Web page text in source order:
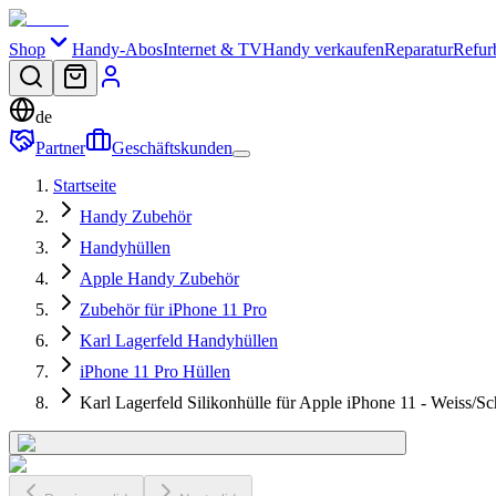
Shop Handy-AbosInternet & TVHandy verkaufenReparatur
de
Partner
Geschäftskunden
Startseite
Handy Zubehör
Handyhüllen
Apple Handy Zubehör
Zubehör für iPhone 11 Pro
Karl Lagerfeld Handyhüllen
iPhone 11 Pro Hüllen
Karl Lagerfeld Silikonhülle für Apple iPhone 11 - Weiss/